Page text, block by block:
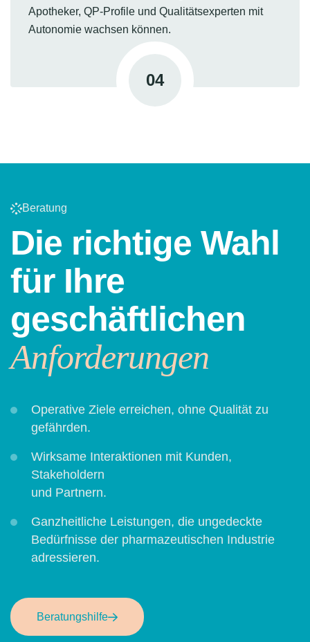
Apotheker, QP-Profile und Qualitätsexperten mit
Autonomie wachsen können.
04
Beratung
Die richtige Wahl
für Ihre
geschäftlichen
Anforderungen
Operative Ziele erreichen, ohne Qualität zu
gefährden.
Wirksame Interaktionen mit Kunden,
Stakeholdern
und Partnern.
Ganzheitliche Leistungen, die ungedeckte
Bedürfnisse der pharmazeutischen Industrie
adressieren.
Beratungshilfe